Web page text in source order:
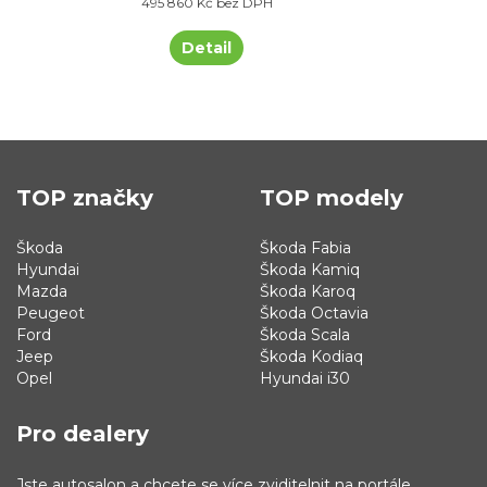
Detail
TOP značky
Škoda
Hyundai
Mazda
Peugeot
Ford
Jeep
Opel
TOP modely
Škoda Fabia
Škoda Kamiq
Škoda Karoq
Škoda Octavia
Škoda Scala
Škoda Kodiaq
Hyundai i30
Pro dealery